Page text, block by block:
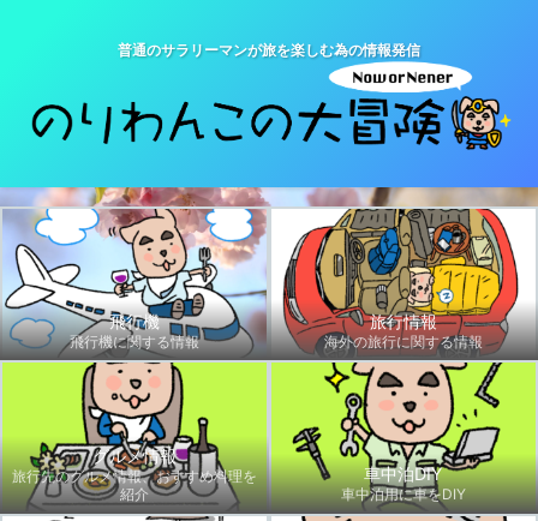
普通のサラリーマンが旅を楽しむ為の情報発信
飛行機
飛行機に関する情報
旅行情報
海外の旅行に関する情報
グルメ情報
旅行先のグルメ情報、おすすめ料理を
紹介
車中泊DIY
車中泊用に車をDIY